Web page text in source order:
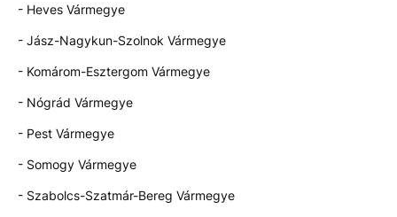
- Heves Vármegye
- Jász-Nagykun-Szolnok Vármegye
- Komárom-Esztergom Vármegye
- Nógrád Vármegye
- Pest Vármegye
- Somogy Vármegye
- Szabolcs-Szatmár-Bereg Vármegye